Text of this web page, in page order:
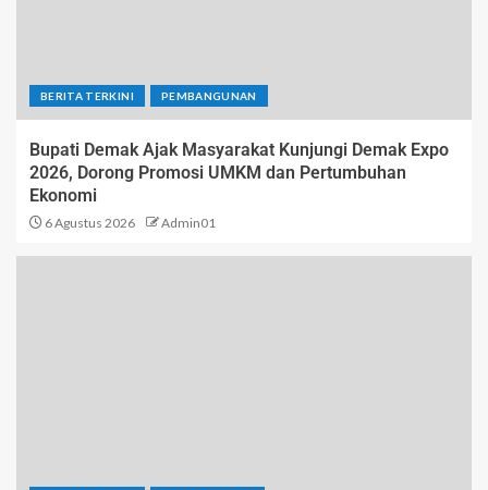
BERITA TERKINI PEMBANGUNAN
Bupati Demak Ajak Masyarakat Kunjungi Demak Expo
2026, Dorong Promosi UMKM dan Pertumbuhan
Ekonomi
6 Agustus 2026 Admin01